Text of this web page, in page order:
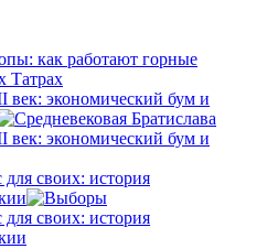
как работают горные
Татрах
экономический бум и
экономический бум и
своих: история
своих: история